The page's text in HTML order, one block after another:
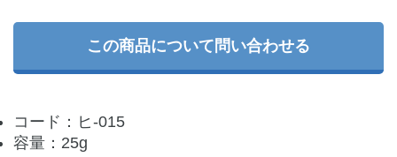
この商品について問い合わせる
コード：ヒ-015
容量：25g